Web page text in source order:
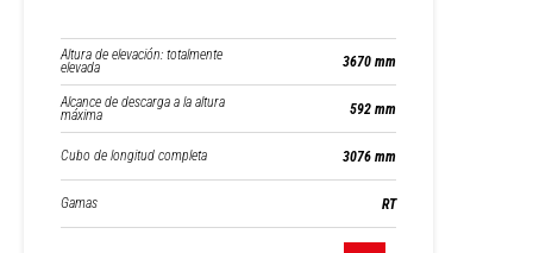
Altura de elevación: totalmente
elevada 3670 mm
Alcance de descarga a la altura
máxima 592 mm
Cubo de longitud completa 3076 mm
Gamas RT